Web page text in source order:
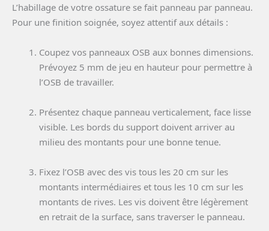
L’habillage de votre ossature se fait panneau par panneau.
Pour une finition soignée, soyez attentif aux détails :
Coupez vos panneaux OSB aux bonnes dimensions.
Prévoyez 5 mm de jeu en hauteur pour permettre à
l’OSB de travailler.
Présentez chaque panneau verticalement, face lisse
visible. Les bords du support doivent arriver au
milieu des montants pour une bonne tenue.
Fixez l’OSB avec des vis tous les 20 cm sur les
montants intermédiaires et tous les 10 cm sur les
montants de rives. Les vis doivent être légèrement
en retrait de la surface, sans traverser le panneau.